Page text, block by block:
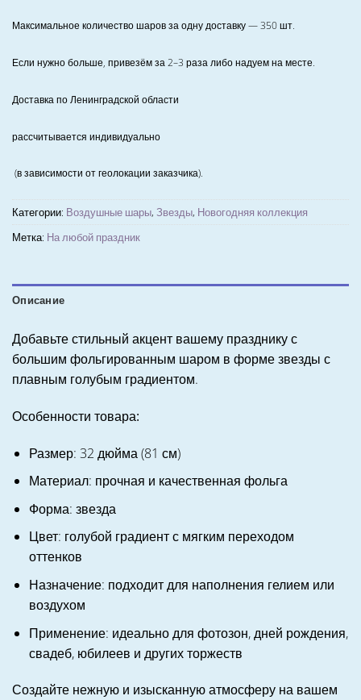
Максимальное количество шаров за одну доставку — 350 шт.
Если нужно больше, привезём за 2–3 раза либо надуем на месте.
Доставка по Ленинградской области
рассчитывается индивидуально
(в зависимости от геолокации заказчика).
Категории: Воздушные шары, Звезды, Новогодняя коллекция
Метка: На любой праздник
Описание
Добавьте стильный акцент вашему празднику с
большим фольгированным шаром в форме звезды с
плавным голубым градиентом.
Особенности товара:
Размер: 32 дюйма (81 см)
Материал: прочная и качественная фольга
Форма: звезда
Цвет: голубой градиент с мягким переходом
оттенков
Назначение: подходит для наполнения гелием или
воздухом
Применение: идеально для фотозон, дней рождения,
свадеб, юбилеев и других торжеств
Создайте нежную и изысканную атмосферу на вашем